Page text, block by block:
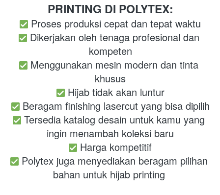
PRINTING DI POLYTEX:
Proses produksi cepat dan tepat waktu
Dikerjakan oleh tenaga profesional dan
kompeten
Menggunakan mesin modern dan tinta
khusus
Hijab tidak akan luntur
Beragam finishing lasercut yang bisa dipilih
Tersedia katalog desain untuk kamu yang
ingin menambah koleksi baru
Harga kompetitif
Polytex juga menyediakan beragam pilihan
bahan untuk hijab printing